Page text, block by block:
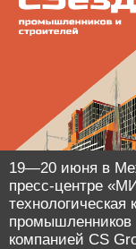
19—20 июня в
пресс-центре
промышленников
компанией CS